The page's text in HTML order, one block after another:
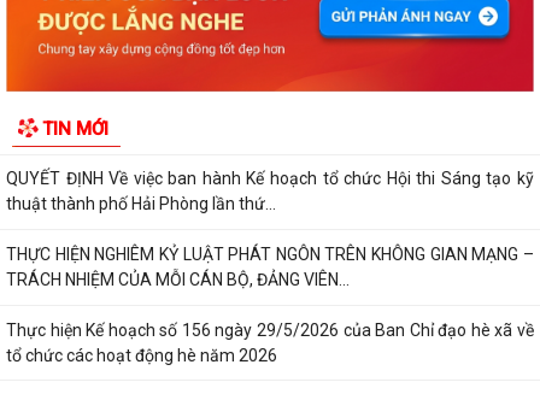
TIN MỚI
KHẢO SÁT, THĂM DÒ Ý KIẾN SAU 01 NĂM THỰC HIỆN MÔ HÌNH CHÍNH
QUYỀN ĐỊA PHƯƠNG 02 CẤP
tư của cộng đồng các công trình,...
QUYẾT ĐỊNH Về việc ban hành Kế hoạch tổ chức Hội thi Sáng tạo kỹ
thuật thành phố Hải Phòng lần thứ...
THỰC HIỆN NGHIÊM KỶ LUẬT PHÁT NGÔN TRÊN KHÔNG GIAN MẠNG –
TRÁCH NHIỆM CỦA MỖI CÁN BỘ, ĐẢNG VIÊN...
Thực hiện Kế hoạch số 156 ngày 29/5/2026 của Ban Chỉ đạo hè xã về
tổ chức các hoạt động hè năm 2026